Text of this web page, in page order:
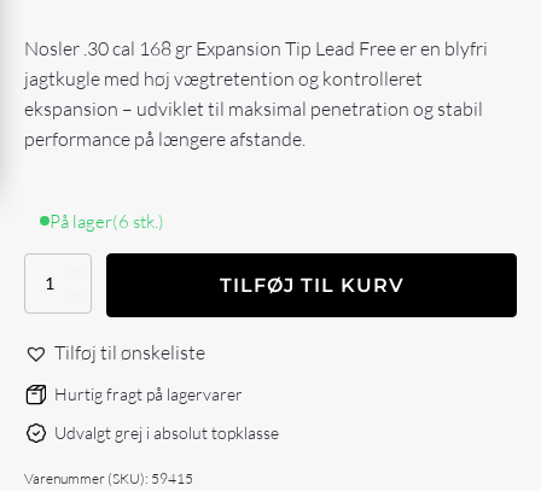
Nosler .30 cal 168 gr Expansion Tip Lead Free er en blyfri
jagtkugle med høj vægtretention og kontrolleret
ekspansion – udviklet til maksimal penetration og stabil
performance på længere afstande.
På lager(6 stk.)
Nosler
Caliber
168gr
Expansion
Tip
Lead
Free
stk)
TILFØJ TIL KURV
Tilføj til ønskeliste
Hurtig fragt på lagervarer
Udvalgt grej i absolut topklasse
Varenummer (SKU): 59415